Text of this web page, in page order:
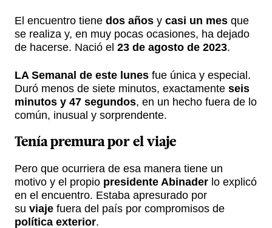
El encuentro tiene dos años y casi un mes que
se realiza y, en muy pocas ocasiones, ha dejado
de hacerse. Nació el 23 de agosto de 2023.
LA Semanal de este lunes fue única y especial.
Duró menos de siete minutos, exactamente seis
minutos y 47 segundos, en un hecho fuera de lo
común, inusual y sorprendente.
Tenía premura por el viaje
Pero que ocurriera de esa manera tiene un
motivo y el propio presidente Abinader lo explicó
en el encuentro. Estaba apresurado por
su viaje fuera del país por compromisos de
política exterior.